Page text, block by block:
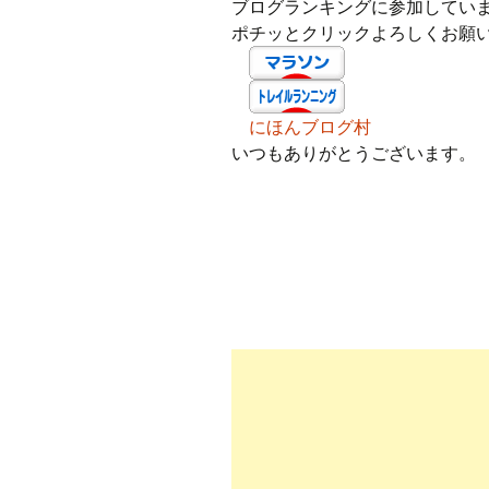
ブログランキングに参加していま
ポチッとクリックよろしくお願
にほんブログ村
いつもありがとうございます。